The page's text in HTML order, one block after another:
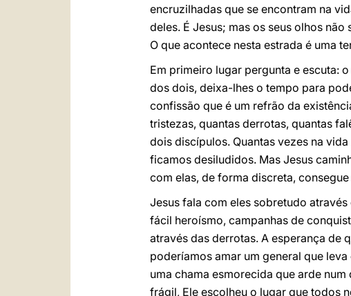
encruzilhadas que se encontram na
deles. É Jesus; mas os seus olhos
O que acontece nesta estrada é uma
Em primeiro lugar pergunta e escuta:
dos dois, deixa-lhes o tempo para
confissão que é um refrão da
tristezas, quantas derrotas, quantas
dois discípulos. Quantas vezes na
ficamos desiludidos. Mas Jesus
com elas, de forma discreta,
Jesus fala com eles sobretudo através
fácil heroísmo, campanhas de
através das derrotas. A esperança de
poderíamos amar um general que
uma chama esmorecida que arde
frágil, Ele escolheu o lugar que todos